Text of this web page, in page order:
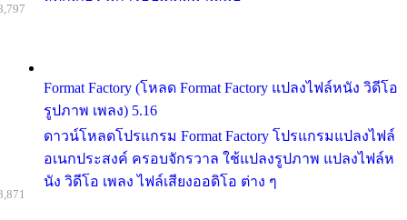
Format Factory (โหลด Format Factory แปลงไฟล์หนัง วิดีโอ
รูปภาพ เพลง) 5.16
ดาวน์โหลดโปรแกรม Format Factory โปรแกรมแปลงไฟล์
อเนกประสงค์ ครอบจักรวาล ใช้แปลงรูปภาพ แปลงไฟล์ห
นัง วิดีโอ เพลง ไฟล์เสียงออดิโอ ต่าง ๆ